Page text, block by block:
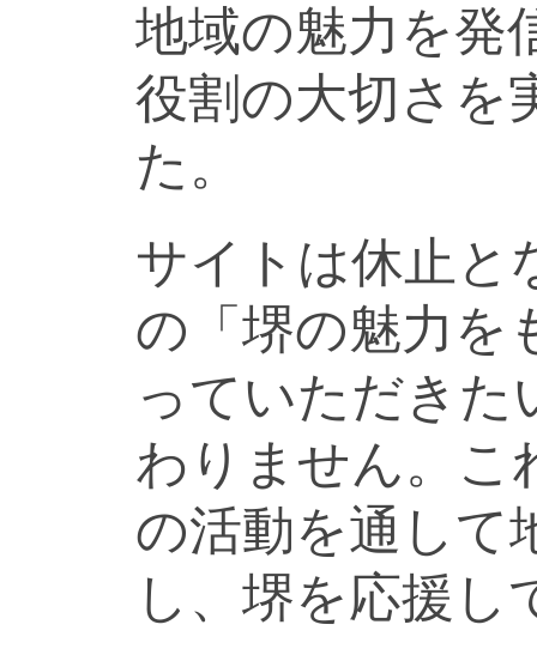
地域の魅力を発
役割の大切さを
た。
サイトは休止と
の「堺の魅力を
っていただきた
わりません。こ
の活動を通して
し、堺を応援し